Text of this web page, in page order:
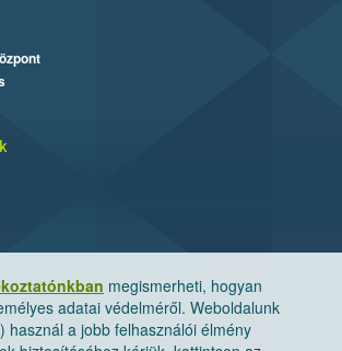
megismerheti, hogyan
adatai védelméről. Weboldalunk
használ a jobb felhasználói élmény